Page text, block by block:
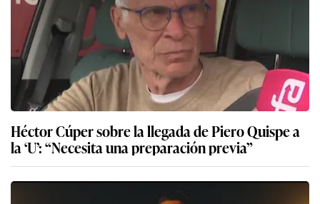
Héctor Cúper sobre la llegada de Piero Quispe a
la ‘U’: “Necesita una preparación previa”